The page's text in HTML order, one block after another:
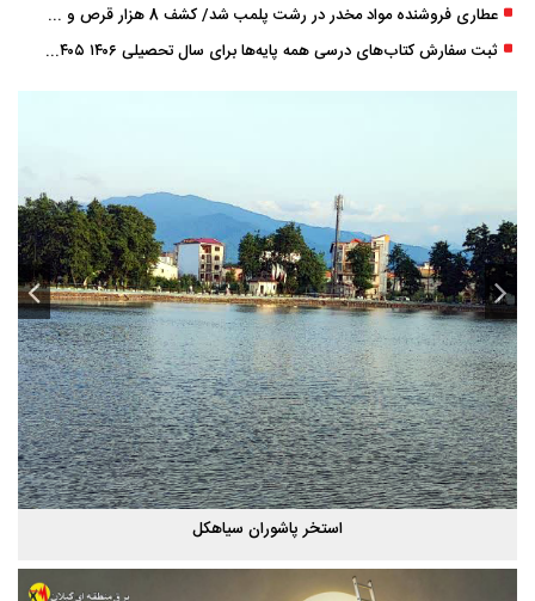
عطاری فروشنده مواد مخدر در رشت پلمب شد/ کشف 8 هزار قرص و 50 لیتر شربت توهم ‌زا
ثبت سفارش کتاب‌های درسی همه پایه‌ها برای سال تحصیلی ۱۴۰۶ ۱۴۰۵ فعال شد
استخر پاشوران سیاهکل